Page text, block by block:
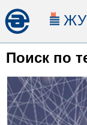
Поиск по